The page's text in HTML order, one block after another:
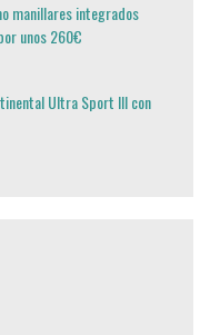
manillares integrados
unos 260€
Ultra Sport III con